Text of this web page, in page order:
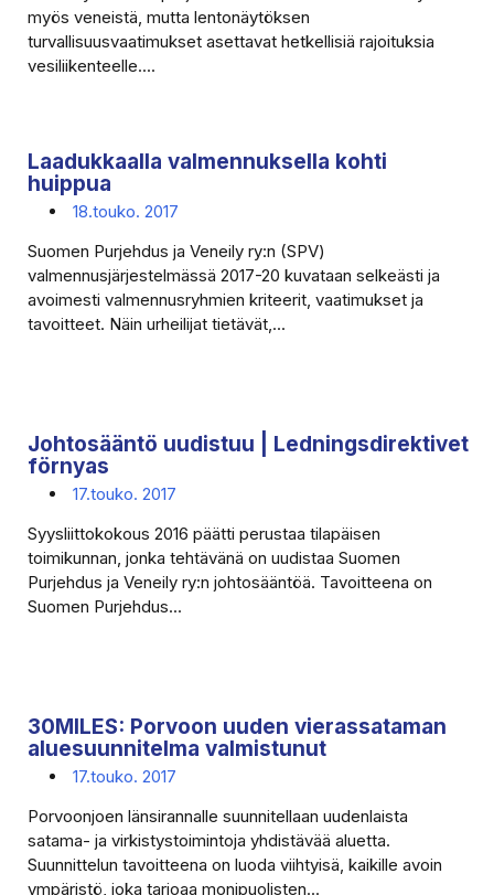
myös veneistä, mutta lentonäytöksen
turvallisuusvaatimukset asettavat hetkellisiä rajoituksia
vesiliikenteelle....
Laadukkaalla valmennuksella kohti
huippua
18.touko. 2017
Suomen Purjehdus ja Veneily ry:n (SPV)
valmennusjärjestelmässä 2017-20 kuvataan selkeästi ja
avoimesti valmennusryhmien kriteerit, vaatimukset ja
tavoitteet. Näin urheilijat tietävät,...
Johtosääntö uudistuu | Ledningsdirektivet
förnyas
17.touko. 2017
Syysliittokokous 2016 päätti perustaa tilapäisen
toimikunnan, jonka tehtävänä on uudistaa Suomen
Purjehdus ja Veneily ry:n johtosääntöä. Tavoitteena on
Suomen Purjehdus...
30MILES: Porvoon uuden vierassataman
aluesuunnitelma valmistunut
17.touko. 2017
Porvoonjoen länsirannalle suunnitellaan uudenlaista
satama- ja virkistystoimintoja yhdistävää aluetta.
Suunnittelun tavoitteena on luoda viihtyisä, kaikille avoin
ympäristö, joka tarjoaa monipuolisten...